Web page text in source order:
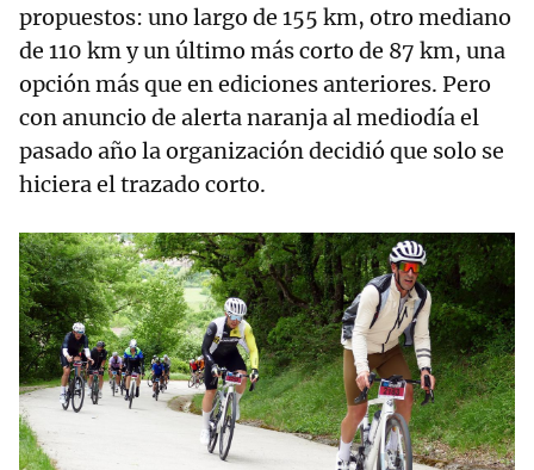
propuestos: uno largo de 155 km, otro mediano
de 110 km y un último más corto de 87 km, una
opción más que en ediciones anteriores. Pero
con anuncio de alerta naranja al mediodía el
pasado año la organización decidió que solo se
hiciera el trazado corto.